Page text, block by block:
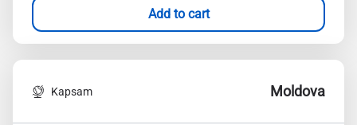
Add to cart
Kapsam Moldova